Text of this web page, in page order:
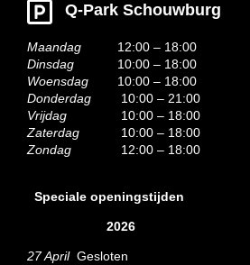
Q-Park Schouwburg
Maandag
12:00 – 18:00
Dinsdag
10:00 – 18:00
Woensdag
10:00 – 18:00
Donderdag
10:00 – 21:00
Vrijdag
10:00 – 18:00
Zaterdag
10:00 – 18:00
Zondag
12:00 – 18:00
Speciale openingstijden
2026
27 AprilGesloten